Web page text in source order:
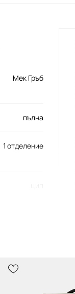
Мек Гръб
пълна
1 отделение